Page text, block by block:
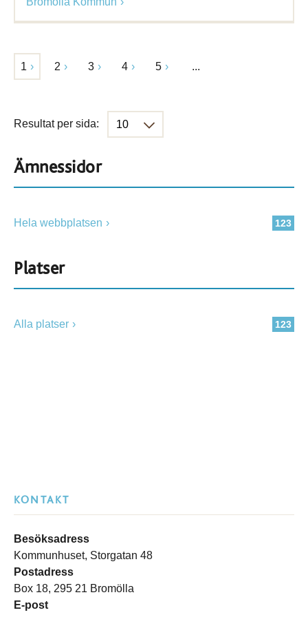
1 2 3 4 5 ...
Resultat per sida:
Ämnessidor
123
Hela webbplatsen
Platser
123
Alla platser
KONTAKT
Besöksadress
Kommunhuset, Storgatan 48
Postadress
Box 18, 295 21 Bromölla
E-post